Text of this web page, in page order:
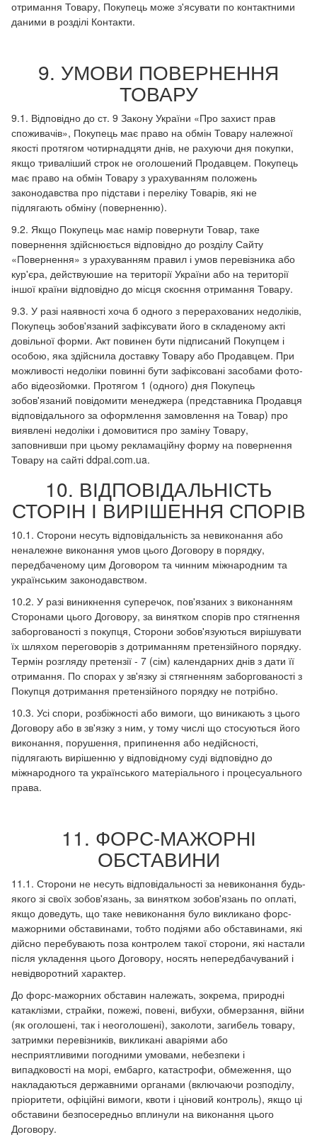
отримання Товару, Покупець може з'ясувати по контактними
даними в розділі Контакти.
9. УМОВИ ПОВЕРНЕННЯ
ТОВАРУ
9.1. Відповідно до ст. 9 Закону України «Про захист прав
споживачів», Покупець має право на обмін Товару належної
якості протягом чотирнадцяти днів, не рахуючи дня покупки,
якщо триваліший строк не оголошений Продавцем. Покупець
має право на обмін Товару з урахуванням положень
законодавства про підстави і переліку Товарів, які не
підлягають обміну (поверненню).
9.2. Якщо Покупець має намір повернути Товар, таке
повернення здійснюється відповідно до розділу Сайту
«Повернення» з урахуванням правил і умов перевізника або
кур'єра, действуюшие на території України або на території
іншої країни відповідно до місця скоєння отримання Товару.
9.3. У разі наявності хоча б одного з перерахованих недоліків,
Покупець зобов'язаний зафіксувати його в складеному акті
довільної форми. Акт повинен бути підписаний Покупцем і
особою, яка здійснила доставку Товару або Продавцем. При
можливості недоліки повинні бути зафіксовані засобами фото-
або відеозйомки. Протягом 1 (одного) дня Покупець
зобов'язаний повідомити менеджера (представника Продавця
відповідального за оформлення замовлення на Товар) про
виявлені недоліки і домовитися про заміну Товару,
заповнивши при цьому рекламаційну форму на повернення
Товару на сайті ddpai.com.ua.
10. ВІДПОВІДАЛЬНІСТЬ
СТОРІН І ВИРІШЕННЯ СПОРІВ
10.1. Сторони несуть відповідальність за невиконання або
неналежне виконання умов цього Договору в порядку,
передбаченому цим Договором та чинним міжнародним та
українським законодавством.
10.2. У разі виникнення суперечок, пов'язаних з виконанням
Сторонами цього Договору, за винятком спорів про стягнення
заборгованості з покупця, Сторони зобов'язуються вирішувати
їх шляхом переговорів з дотриманням претензійного порядку.
Термін розгляду претензії - 7 (сім) календарних днів з дати її
отримання. По спорах у зв'язку зі стягненням заборгованості з
Покупця дотримання претензійного порядку не потрібно.
10.3. Усі спори, розбіжності або вимоги, що виникають з цього
Договору або в зв'язку з ним, у тому числі що стосуються його
виконання, порушення, припинення або недійсності,
підлягають вирішенню у відповідному суді відповідно до
міжнародного та українського матеріального і процесуального
права.
11. ФОРС-МАЖОРНІ
ОБСТАВИНИ
11.1. Сторони не несуть відповідальності за невиконання будь-
якого зі своїх зобов'язань, за винятком зобов'язань по оплаті,
якщо доведуть, що таке невиконання було викликано форс-
мажорними обставинами, тобто подіями або обставинами, які
дійсно перебувають поза контролем такої сторони, які настали
після укладення цього Договору, носять непередбачуваний і
невідворотний характер.
До форс-мажорних обставин належать, зокрема, природні
катаклізми, страйки, пожежі, повені, вибухи, обмерзання, війни
(як оголошені, так і неоголошені), заколоти, загибель товару,
затримки перевізників, викликані аваріями або
несприятливими погодними умовами, небезпеки і
випадковості на морі, ембарго, катастрофи, обмеження, що
накладаються державними органами (включаючи розподілу,
пріоритети, офіційні вимоги, квоти і ціновий контроль), якщо ці
обставини безпосередньо вплинули на виконання цього
Договору.